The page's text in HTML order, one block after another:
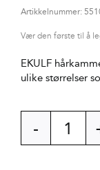
Artikkelnummer:
Vær den første til å
EKULF
ulike størrelser
EKULF